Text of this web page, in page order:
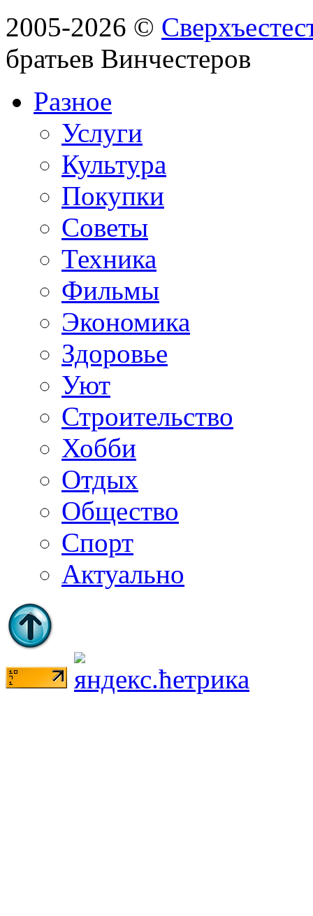
2005-2026 ©
братьев Винчестеров
Разное
Услуги
Культура
Покупки
Советы
Техника
Фильмы
Экономика
Здоровье
Уют
Строительство
Хобби
Отдых
Общество
Спорт
Актуально